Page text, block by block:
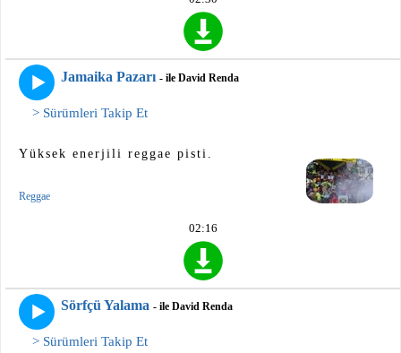
Jamaika Pazarı - ile David Renda
> Sürümleri Takip Et
Yüksek enerjili reggae pisti.
Reggae
02:16
Sörfçü Yalama - ile David Renda
> Sürümleri Takip Et